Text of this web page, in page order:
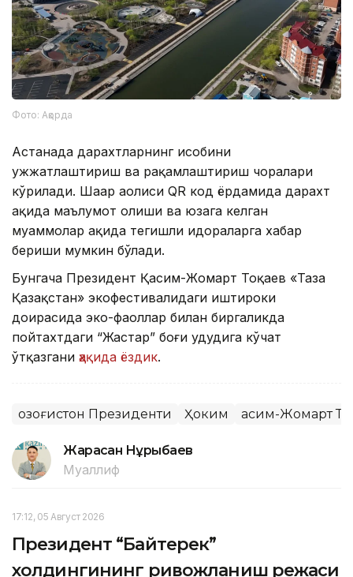
Фото: Ақорда
Астанада дарахтларнинг ҳисобини
ҳужжатлаштириш ва рақамлаштириш чоралари
кўрилади. Шаҳар аҳолиси QR код ёрдамида дарахт
ҳақида маълумот олиши ва юзага келган
муаммолар ҳақида тегишли идораларга хабар
бериши мумкин бўлади.
Бунгача Президент Қасим-Жомарт Тоқаев «Таза
Қазақстан» экофестивалидаги иштироки
доирасида эко-фаоллар билан биргаликда
пойтахтдаги “Жастар” боғи ҳудудига кўчат
ўтқазгани ҳақида ёздик.
Қозоғистон Президенти Ҳоким Қасим-Жомарт
Жарасқан Нұрыбаев
Муаллиф
17:12, 05 Август 2026
Президент “Байтерек”
холдингининг ривожланиш режаси